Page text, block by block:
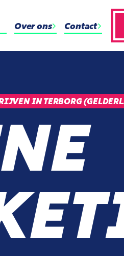
Over ons Contact
IN TERBORG